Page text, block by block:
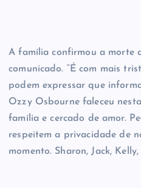
A família confirmou a morte
comunicado. “É com mais
podem expressar que
Ozzy Osbourne faleceu
família e cercado de amor.
respeitem a privacidade de
momento. Sharon, Jack, Kelly,